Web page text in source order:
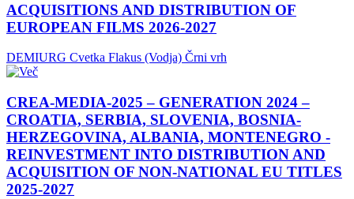
ACQUISITIONS AND DISTRIBUTION OF
EUROPEAN FILMS 2026-2027
DEMIURG Cvetka Flakus (Vodja) Črni vrh
CREA-MEDIA-2025 – GENERATION 2024 –
CROATIA, SERBIA, SLOVENIA, BOSNIA-
HERZEGOVINA, ALBANIA, MONTENEGRO -
REINVESTMENT INTO DISTRIBUTION AND
ACQUISITION OF NON-NATIONAL EU TITLES
2025-2027